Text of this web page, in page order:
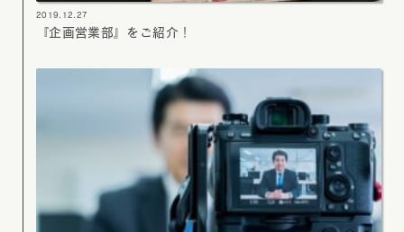
2019.12.27
『企画営業部』をご紹介！